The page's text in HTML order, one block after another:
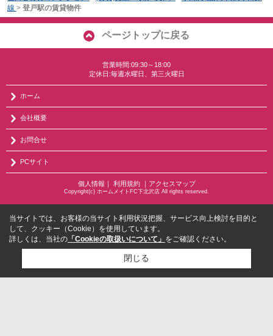
線 > 登戸駅の賃貸物件
ページトップに戻る
営業時間:09:30～18:00
定休日:毎週水曜日、第三火曜日
ホーム
会社概要
お問合せ
PCサイト
個人情報 ｜ 利用規約｜ アクセスマップ
Copyright(c) ホームメイトFC下北沢店 All rights reserved.
当サイトでは、お客様の当サイト利用状況把握、サービス向上検討を目的と
して、クッキー（Cookie）を使用しています。
詳しくは、当社の 「Cookieの取扱いについて」 をご確認ください。
閉じる